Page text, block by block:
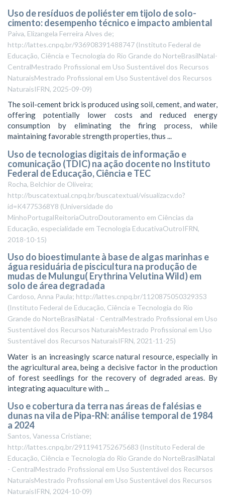
Uso de resíduos de poliéster em tijolo de solo-
cimento: desempenho técnico e impacto ambiental
Paiva, Elizangela Ferreira Alves de;
http://lattes.cnpq.br/936908391488747 (Instituto Federal de
Educação, Ciência e Tecnologia do Rio Grande do NorteBrasilNatal-
CentralMestrado Profissional em Uso Sustentável dos Recursos
NaturaisMestrado Profissional em Uso Sustentável dos Recursos
NaturaisIFRN, 2025-09-09)
The soil-cement brick is produced using soil, cement, and water,
offering potentially lower costs and reduced energy
consumption by eliminating the firing process, while
maintaining favorable strength properties, thus ...
Uso de tecnologias digitais de informação e
comunicação (TDIC) na ação docente no Instituto
Federal de Educação, Ciência e TEC
Rocha, Belchior de Oliveira;
http://buscatextual.cnpq.br/buscatextual/visualizacv.do?
id=K4775368Y8 (Universidade do
MinhoPortugalReitoriaOutroDoutoramento em Ciências da
Educação, especialidade em Tecnologia EducativaOutroIFRN,
2018-10-15)
Uso do bioestimulante à base de algas marinhas e
água residuária de piscicultura na produção de
mudas de Mulungu( Erythrina Velutina Wild) em
solo de área degradada
Cardoso, Anna Paula; http://lattes.cnpq.br/1120875050329353
(Instituto Federal de Educação, Ciência e Tecnologia do Rio
Grande do NorteBrasilNatal - CentralMestrado Profissional em Uso
Sustentável dos Recursos NaturaisMestrado Profissional em Uso
Sustentável dos Recursos NaturaisIFRN, 2021-11-25)
Water is an increasingly scarce natural resource, especially in
the agricultural area, being a decisive factor in the production
of forest seedlings for the recovery of degraded areas. By
integrating aquaculture with ...
Uso e cobertura da terra nas áreas de falésias e
dunas na vila de Pipa-RN: análise temporal de 1984
a 2024
Santos, Vanessa Cristiane;
http://lattes.cnpq.br/2911941752675683 (Instituto Federal de
Educação, Ciência e Tecnologia do Rio Grande do NorteBrasilNatal
- CentralMestrado Profissional em Uso Sustentável dos Recursos
NaturaisMestrado Profissional em Uso Sustentável dos Recursos
NaturaisIFRN, 2024-10-09)